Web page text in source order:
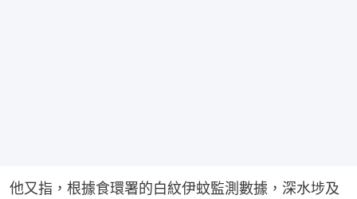
他又指，根據食環署的白紋伊蚊監測數據，深水埗及